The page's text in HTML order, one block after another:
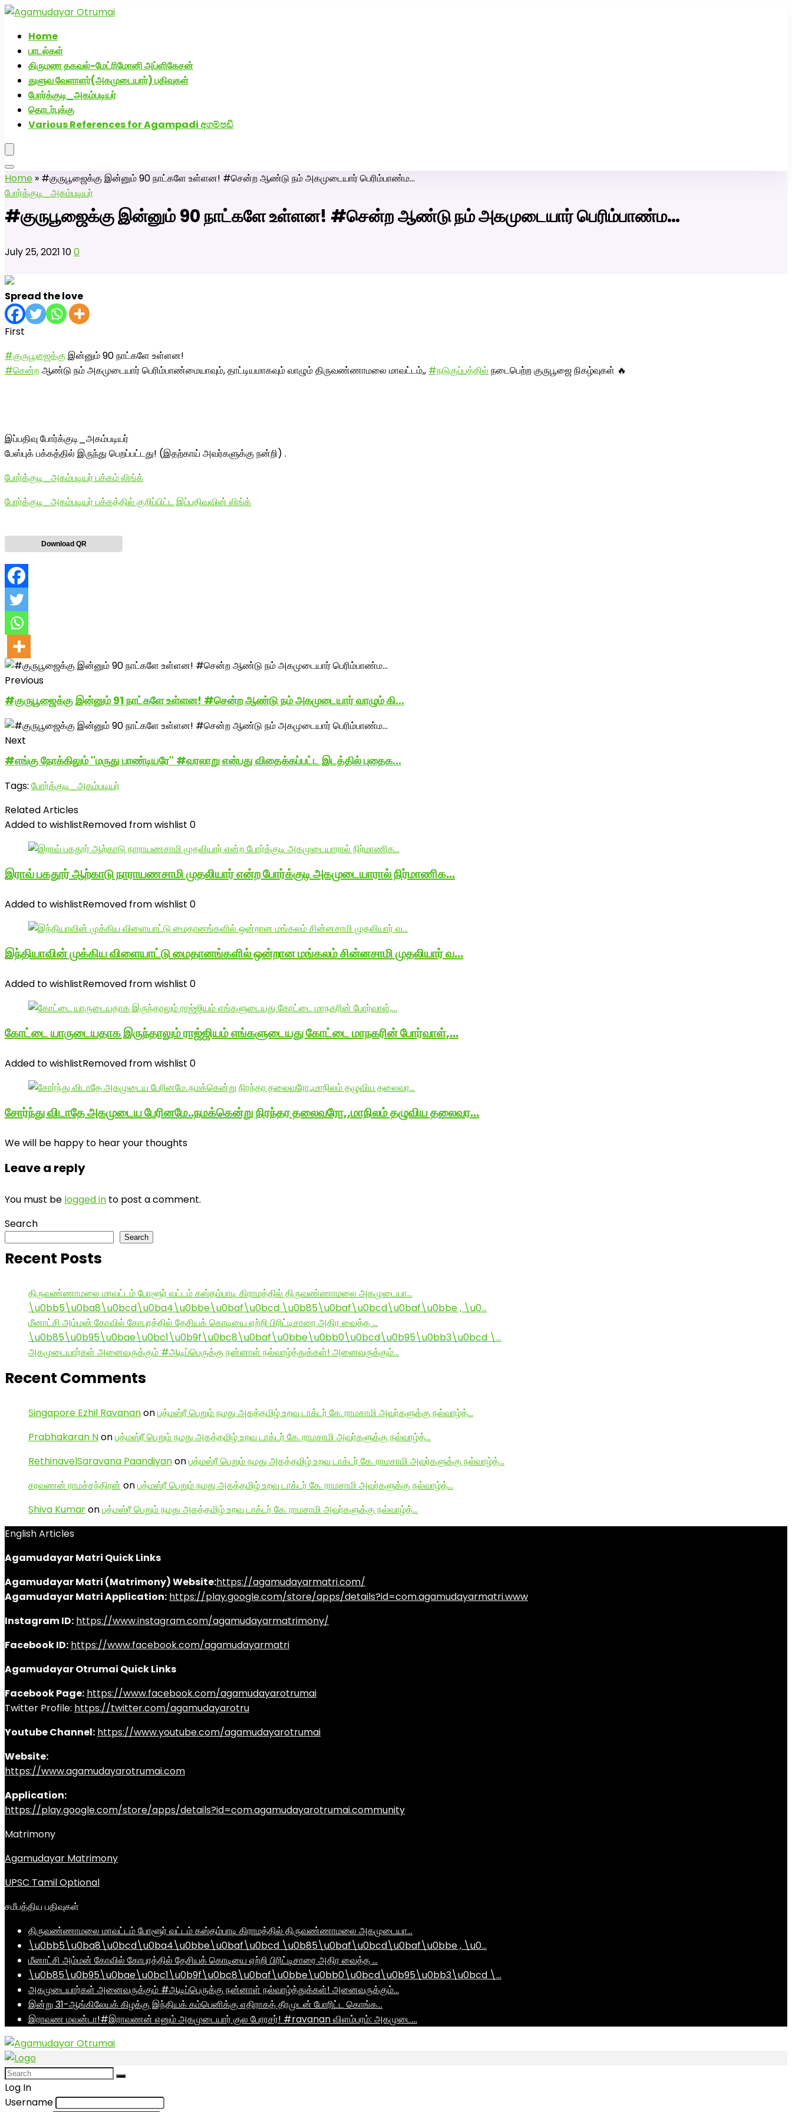
Home
பாடல்கள்
திருமண தகவல்-மேட்ரிமோனி அப்ளிகேசன்
துளுவ வேளாளர்(அகமுடையார்) பதிவுகள்
போர்க்குடி_அகம்படியர்
தொடர்புக்கு
Various References for Agampadi අගම්පඩි
Home » #குருபூஜைக்கு இன்னும் 90 நாட்களே உள்ளன! #சென்ற ஆண்டு நம் அகமுடையார் பெரிம்பாண்ம…
போர்க்குடி_அகம்படியர்
#குருபூஜைக்கு இன்னும் 90 நாட்களே உள்ளன! #சென்ற ஆண்டு நம் அகமுடையார் பெரிம்பாண்ம…
July 25, 2021 100
Spread the love
First
#குருபூஜைக்குஇன்னும் 90 நாட்களே உள்ளன!
#சென்றஆண்டு நம் அகமுடையார் பெரிம்பாண்மையாவும், தாட்டியமாகவும் வாழும் திருவண்ணாமலை மாவட்டம்,, #நடுகுப்பத்தில் நடைபெற்ற குருபூஜை நிகழ்வுகள் 🔥
இப்பதிவு போர்க்குடி_அகம்படியர்
பேஸ்புக் பக்கத்தில் இருந்து பெறப்பட்டது! (இதற்காய் அவர்களுக்கு நன்றி) .
போர்க்குடி_அகம்படியர் பக்கம் லிங்க்
போர்க்குடி_அகம்படியர் பக்கத்தில் குறிப்பிட்ட இப்பதிவுவின் லிங்க்
Download QR
Previous
#குருபூஜைக்கு இன்னும் 91 நாட்களே உள்ளன! #சென்ற ஆண்டு நம் அகமுடையார் வாழும் கி...
Next
#எங்கு நோக்கிலும் "மருது பாண்டியரே" #வரலாறு என்பது விதைக்கப்பட்ட இடத்தில் புதைக...
Tags: போர்க்குடி_அகம்படியர்
Related Articles
Added to wishlistRemoved from wishlist 0
இராவ் பகதூர் ஆற்காடு நாராயணசாமி முதலியார் என்ற போர்க்குடி அகமுடையாரால் நிர்மாணிக…
Added to wishlistRemoved from wishlist 0
இந்தியாவின் முக்கிய விளையாட்டு மைதானங்களில் ஒன்றான மங்கலம் சின்னசாமி முதலியார் வ…
Added to wishlistRemoved from wishlist 0
கோட்டை யாருடையதாக இருந்தாலும் ராஜ்ஜியம் எங்களுடையது கோட்டை மாநகரின் போர்வாள்,…
Added to wishlistRemoved from wishlist 0
சோர்ந்து விடாதே அகமுடைய பேரினமே..நமக்கென்று நிரந்தர தலைவரோ,,மாநிலம் தழுவிய தலைவர…
We will be happy to hear your thoughts
Leave a reply
You must be logged in to post a comment.
Search
Search
Recent Posts
திருவண்ணாமலை மாவட்டம் போளூர் வட்டம் கஸ்தம்பாடி கிராமத்தில் திருவண்ணாமலை அகமுடையா…
\u0bb5\u0ba8\u0bcd\u0ba4\u0bbe\u0baf\u0bcd \u0b85\u0baf\u0bcd\u0baf\u0bbe , \u0…
மீனாட்சி அம்மன் கோவில் கோபுரத்தில் தேசியக் கொடியை ஏற்றி பிரிட்டிசாரை அதிர வைத்த …
\u0b85\u0b95\u0bae\u0bc1\u0b9f\u0bc8\u0baf\u0bbe\u0bb0\u0bcd\u0b95\u0bb3\u0bcd \…
அகமுடையார்கள் அனைவருக்கும் #ஆடிப்பெருக்கு நன்னாள் நல்வாழ்த்துக்கள்! அனைவருக்கும்…
Recent Comments
Singapore Ezhil Ravananonபத்மஸ்ரீ பெறும் நமது அகத்தமிழ் உறவு டாக்டர் கே. ராமசாமி அவர்களுக்கு நல்வாழ்த்…
Prabhakaran Nonபத்மஸ்ரீ பெறும் நமது அகத்தமிழ் உறவு டாக்டர் கே. ராமசாமி அவர்களுக்கு நல்வாழ்த்…
RethinavelSaravana Paandiyanonபத்மஸ்ரீ பெறும் நமது அகத்தமிழ் உறவு டாக்டர் கே. ராமசாமி அவர்களுக்கு நல்வாழ்த்…
சரவணன் ராமச்சந்திரன் onபத்மஸ்ரீ பெறும் நமது அகத்தமிழ் உறவு டாக்டர் கே. ராமசாமி அவர்களுக்கு நல்வாழ்த்…
Shiva Kumaronபத்மஸ்ரீ பெறும் நமது அகத்தமிழ் உறவு டாக்டர் கே. ராமசாமி அவர்களுக்கு நல்வாழ்த்…
English Articles
Agamudayar Matri Quick Links
Agamudayar Matri (Matrimony) Website:https://agamudayarmatri.com/
Agamudayar Matri Application: https://play.google.com/store/apps/details?id=com.agamudayarmatri.www
Instagram ID: https://www.instagram.com/agamudayarmatrimony/
Facebook ID: https://www.facebook.com/agamudayarmatri
Agamudayar Otrumai Quick Links
Facebook Page: https://www.facebook.com/agamudayarotrumai
Twitter Profile: https://twitter.com/agamudayarotru
Youtube Channel: https://www.youtube.com/agamudayarotrumai
Website:
https://www.agamudayarotrumai.com
Application:
https://play.google.com/store/apps/details?id=com.agamudayarotrumai.community
Matrimony
Agamudayar Matrimony
UPSC Tamil Optional
சமீபத்திய பதிவுகள்
திருவண்ணாமலை மாவட்டம் போளூர் வட்டம் கஸ்தம்பாடி கிராமத்தில் திருவண்ணாமலை அகமுடையா…
\u0bb5\u0ba8\u0bcd\u0ba4\u0bbe\u0baf\u0bcd \u0b85\u0baf\u0bcd\u0baf\u0bbe , \u0…
மீனாட்சி அம்மன் கோவில் கோபுரத்தில் தேசியக் கொடியை ஏற்றி பிரிட்டிசாரை அதிர வைத்த …
\u0b85\u0b95\u0bae\u0bc1\u0b9f\u0bc8\u0baf\u0bbe\u0bb0\u0bcd\u0b95\u0bb3\u0bcd \…
அகமுடையார்கள் அனைவருக்கும் #ஆடிப்பெருக்கு நன்னாள் நல்வாழ்த்துக்கள்! அனைவருக்கும்…
இன்று 31-ஆங்கிலேயக் கிழக்கு இந்தியக் கம்பெனிக்கு எதிராகத் தீரமுடன் போரிட்ட கொங்க…
இராவண மவன்டா!#இராவணன் எனும் அகமுடையார் குல பேரரசர்! #ravanan விளம்பரம்: அகமுடை…
அகமுடையார் திருமண வரன்களுக்கு அகமுடையார்மேட்ரி-பெண் வீட்டாருக்கு 100% இலவச திருமண சேவை! வாட்ஸப் எண்:
Log In
Username